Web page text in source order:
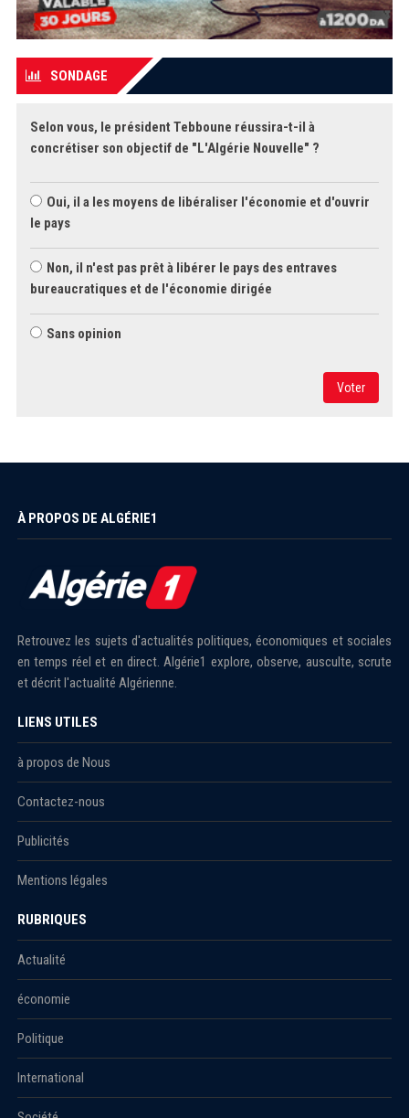
SONDAGE
Selon vous, le président Tebboune réussira-t-il à
concrétiser son objectif de "L'Algérie Nouvelle" ?
Oui, il a les moyens de libéraliser l'économie et d'ouvrir
le pays
Non, il n'est pas prêt à libérer le pays des entraves
bureaucratiques et de l'économie dirigée
Sans opinion
Voter
À PROPOS DE ALGÉRIE1
Retrouvez les sujets d'actualités politiques, économiques et sociales
en temps réel et en direct. Algérie1 explore, observe, ausculte, scrute
et décrit l'actualité Algérienne.
LIENS UTILES
à propos de Nous
Contactez-nous
Publicités
Mentions légales
RUBRIQUES
Actualité
économie
Politique
International